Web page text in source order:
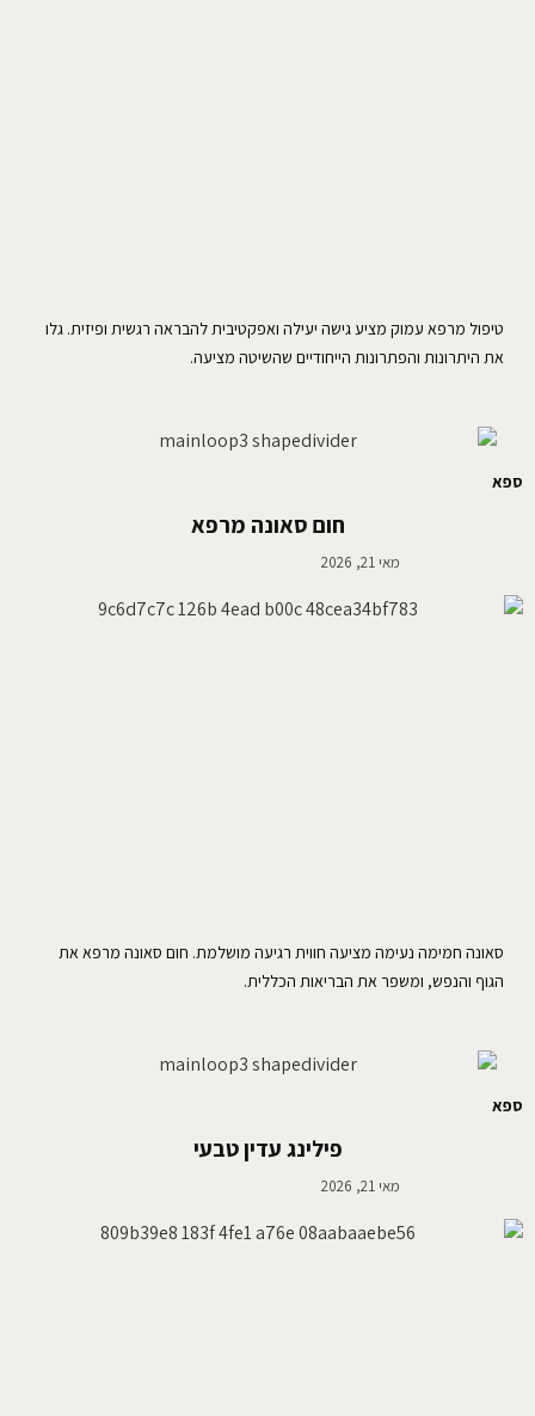
טיפול מרפא עמוק מציע גישה יעילה ואפקטיבית להבראה רגשית ופיזית. גלו
את היתרונות והפתרונות הייחודיים שהשיטה מציעה.
ספא
חום סאונה מרפא
מאי 21, 2026
סאונה חמימה נעימה מציעה חווית רגיעה מושלמת. חום סאונה מרפא את
הגוף והנפש, ומשפר את הבריאות הכללית.
ספא
פילינג עדין טבעי
מאי 21, 2026